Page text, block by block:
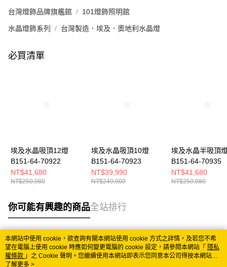
台灣燈飾品牌旗艦館 101燈飾照明館
水晶燈飾系列 台灣製造．埃及．奧地利水晶燈
必買清單
埃及水晶吸頂12燈
B151-64-70922
NT$41,680
NT$250,080
埃及水晶吸頂10燈
B151-64-70923
NT$39,990
NT$240,000
埃及水晶半吸頂
B151-64-70935
NT$41,680
NT$250,080
你可能有興趣的商品全站排行
熱門標籤
本網站中使用 cookie，欲查詢有關本網站使用 cookie 方式之詳情，及若您不希
望在電腦上使用 cookie 時應如何變更電腦的 cookie 設定，請參閱本網站「 隱私
權條款 」之 Cookie 聲明。您繼續使用本網站即表示您同意本公司得按本網站使
用條款之 Cookie 聲明使用 cookie。
了解更多 >